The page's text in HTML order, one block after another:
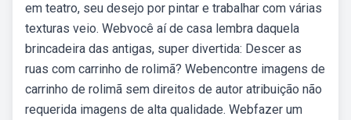
em teatro, seu desejo por pintar e trabalhar com várias
texturas veio. Webvocê aí de casa lembra daquela
brincadeira das antigas, super divertida: Descer as
ruas com carrinho de rolimã? Webencontre imagens de
carrinho de rolimã sem direitos de autor atribuição não
requerida imagens de alta qualidade. Webfazer um